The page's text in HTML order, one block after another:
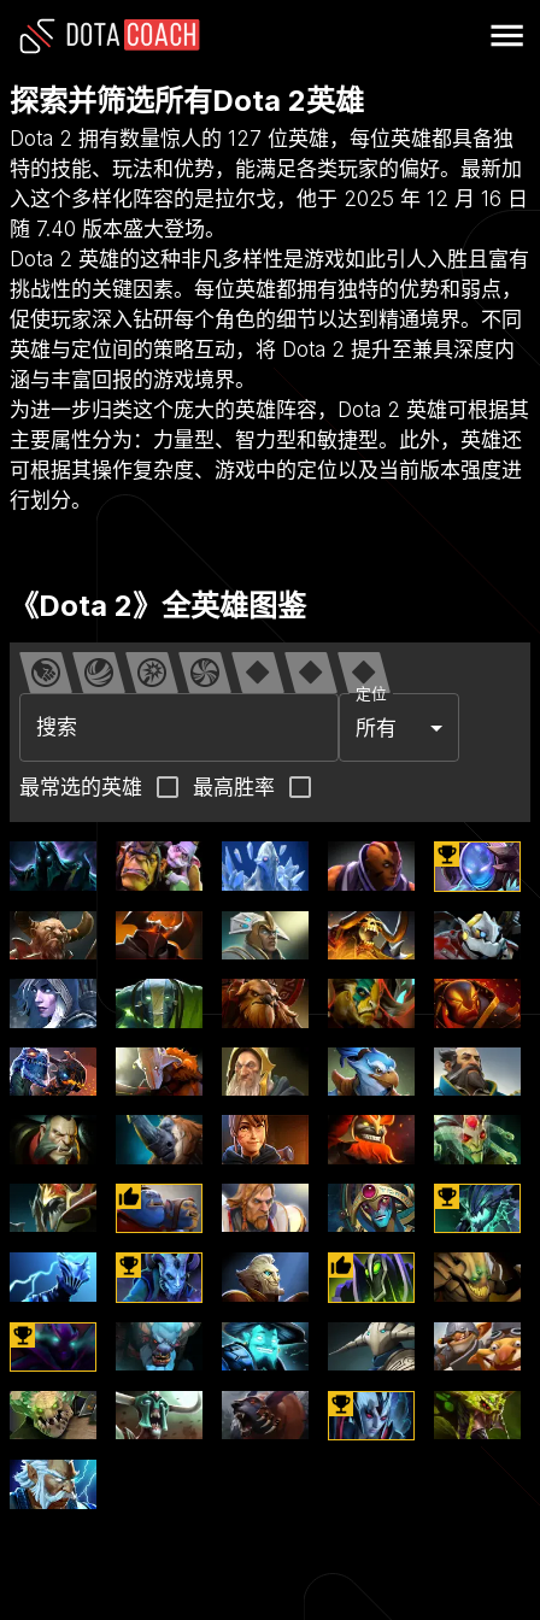
探索并筛选所有Dota 2英雄
Dota 2 拥有数量惊人的 127 位英雄，每位英雄都具备独
特的技能、玩法和优势，能满足各类玩家的偏好。最新加
入这个多样化阵容的是拉尔戈，他于 2025 年 12 月 16 日
随 7.40 版本盛大登场。
Dota 2 英雄的这种非凡多样性是游戏如此引人入胜且富有
挑战性的关键因素。每位英雄都拥有独特的优势和弱点，
促使玩家深入钻研每个角色的细节以达到精通境界。不同
英雄与定位间的策略互动，将 Dota 2 提升至兼具深度内
涵与丰富回报的游戏境界。
为进一步归类这个庞大的英雄阵容，Dota 2 英雄可根据其
主要属性分为：力量型、智力型和敏捷型。此外，英雄还
可根据其操作复杂度、游戏中的定位以及当前版本强度进
行划分。
《Dota 2》全英雄图鉴
搜索
定位
所有
最常选的英雄 最高胜率